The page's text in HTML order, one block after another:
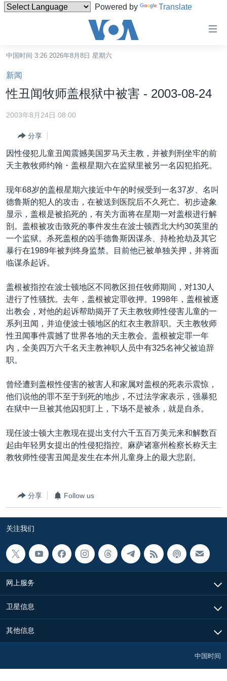
Powered by Translate
碍
链
接
转
容
跳
到
航
跳
中国
港澳
国际
印太
中东
欧洲
非洲
美洲
全球议题
经济·金融·贸易
人权·法律·宗教
科教·文娱·体健
军事
劳工
环境
美中关系
热点专题
白宫要闻
国会报道
美中关系
美国建国250周年
埃博拉疫情
美国之音专访
重要讲话与声明
关注西藏
关注新疆
GEN Z 看美国
VOA视频
VOA今日焦点
中文广播
关注我们
其他语言网站
中国时间 3:26 2026年8月8日 星期六
新闻
性丑闻牧师盖根狱中被害 - 2003-08-24
2003年8月24日 08:00
分享
因性侵犯儿童丑闻震撼美国罗马天主教，并被判刑坐牢的前
天主教牧师约翰・盖根星期六在监狱里被另一名囚犯掐死。
现年68岁的盖根星期六接近中午的时候受到一名37岁、名叫
德鲁斯的犯人的攻击，在被送到医院后不久死亡。初步迹象
显示，盖根是被掐死的，有关方面将在星期一对盖根进行解
剖。盖根被攻击致死的事件发生在波士顿西北大约30英里的
一个监狱。杀死盖根的凶手德鲁斯因谋杀、持枪抢劫及其它
暴行在1989年被判终身监禁。目前他已被单独关押，并将面
临谋杀起诉。
盖根被指控在波士顿地区不同教区担任牧师期间，对130人
进行了性骚扰。去年，盖根被定罪收押。1998年，盖根被逐
出教会，对他的起诉帮助揭开了天主教牧师性侵害儿童的一
系列丑闻，并迫使波士顿地区的红衣主教辞职。天主教牧师
性丑闻事件震撼了世界各地的天主教会。盖根被定罪一年
内，全美四万六千名天主教神职人员中有325名神父被迫辞
职。
曾经遭到盖根性侵害的被害人和家属对盖根的死表示震惊，
他们说他的罪不至于到死的地步，不过法学家表示，强暴犯
在狱中一旦被其他囚犯盯上，下场不是被杀，就是自杀。
现任波士顿大主教现在提出支付六千五百万美元来和解数百
起由年轻男女提出的性侵犯指控。麻萨诸塞州检察长称天主
教牧师性侵害丑闻是发生在本州儿童身上的最大悲剧。
分享 Follow us
关注我们
网上服务
卫星信息
其他信息
中国时间